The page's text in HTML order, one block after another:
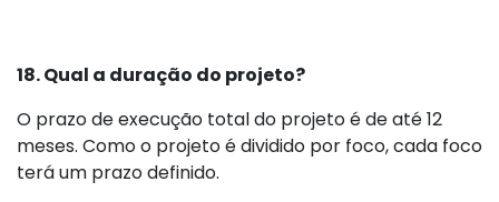
18. Qual a duração do projeto?
O prazo de execução total do projeto é de até 12
meses. Como o projeto é dividido por foco, cada foco
terá um prazo definido.